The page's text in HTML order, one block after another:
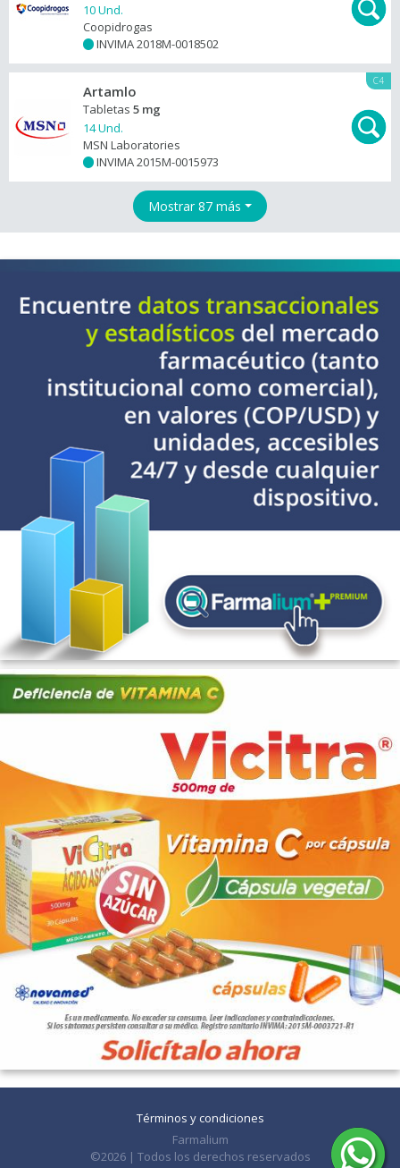
10 Und.
Coopidrogas
INVIMA 2018M-0018502
C4
Artamlo
Tabletas 5 mg
14 Und.
MSN Laboratories
INVIMA 2015M-0015973
Mostrar 87 más
Términos y condiciones
Farmalium
©2026 | Todos los derechos reservados